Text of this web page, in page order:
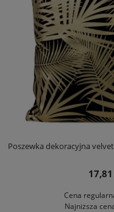
Poszewka dekoracyjna
17,81
Cena
Najniższa